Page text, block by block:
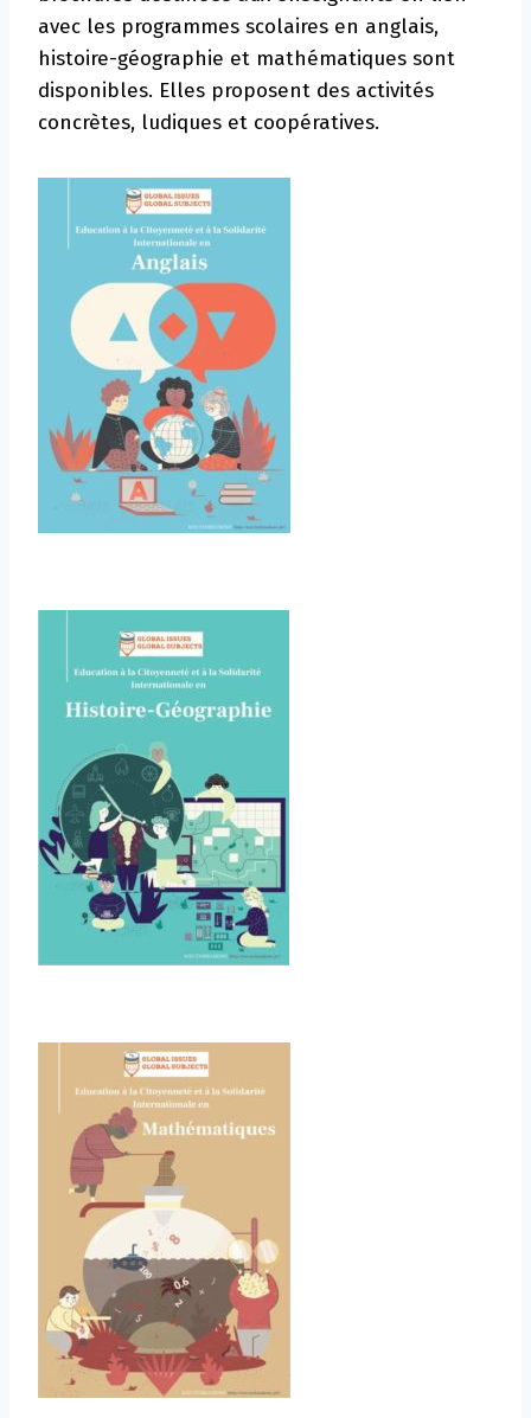
avec les programmes scolaires en anglais,
histoire-géographie et mathématiques sont
disponibles. Elles proposent des activités
concrètes, ludiques et coopératives.